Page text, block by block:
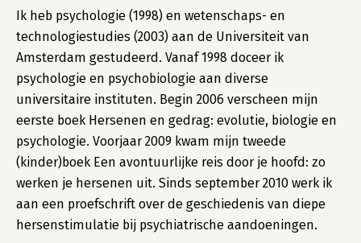
Ik heb psychologie (1998) en wetenschaps- en
technologiestudies (2003) aan de Universiteit van
Amsterdam gestudeerd. Vanaf 1998 doceer ik
psychologie en psychobiologie aan diverse
universitaire instituten. Begin 2006 verscheen mijn
eerste boek Hersenen en gedrag: evolutie, biologie en
psychologie. Voorjaar 2009 kwam mijn tweede
(kinder)boek Een avontuurlijke reis door je hoofd: zo
werken je hersenen uit. Sinds september 2010 werk ik
aan een proefschrift over de geschiedenis van diepe
hersenstimulatie bij psychiatrische aandoeningen.